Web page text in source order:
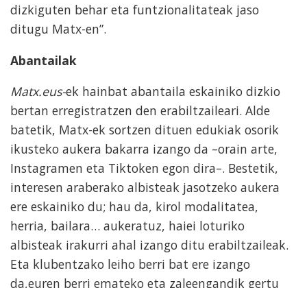
dizkiguten behar eta funtzionalitateak jaso
ditugu Matx-en”.
Abantailak
Matx.eus-ek hainbat abantaila eskainiko dizkio
bertan erregistratzen den erabiltzaileari. Alde
batetik, Matx-ek sortzen dituen edukiak osorik
ikusteko aukera bakarra izango da –orain arte,
Instagramen eta Tiktoken egon dira–. Bestetik,
interesen araberako albisteak jasotzeko aukera
ere eskainiko du; hau da, kirol modalitatea,
herria, bailara… aukeratuz, haiei loturiko
albisteak irakurri ahal izango ditu erabiltzaileak.
Eta klubentzako leiho berri bat ere izango
da,euren berri emateko eta zaleengandik gertu